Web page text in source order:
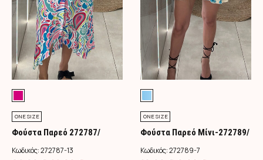
ONE SIZE
Φούστα Παρεό 272787/
Φούξια
Κωδικός:272787-13
ONE SIZE
Φούστα Παρεό Μίνι-272789/
Τιρκουάζ
Κωδικός:272789-7